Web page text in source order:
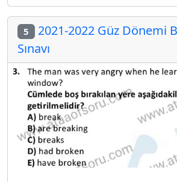
5 2021-2022 Güz Dönemi
Sınavı